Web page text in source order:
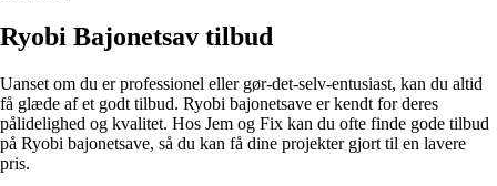
Ryobi Bajonetsav tilbud
Uanset om du er professionel eller gør-det-selv-entusiast, kan du altid
få glæde af et godt tilbud. Ryobi bajonetsave er kendt for deres
pålidelighed og kvalitet. Hos Jem og Fix kan du ofte finde gode tilbud
på Ryobi bajonetsave, så du kan få dine projekter gjort til en lavere
pris.